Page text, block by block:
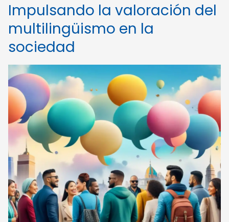
Impulsando la valoración del
multilingüismo en la
sociedad